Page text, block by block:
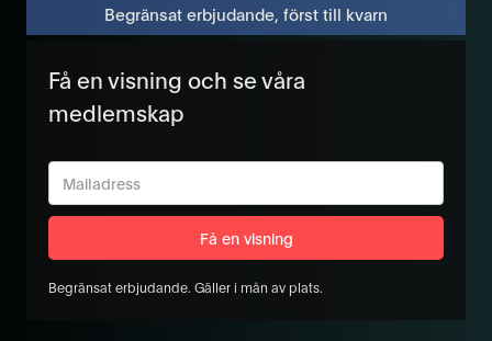
Begränsat erbjudande, först till kvarn
Få en visning och se våra
medlemskap
Begränsat erbjudande. Gäller i mån av plats.